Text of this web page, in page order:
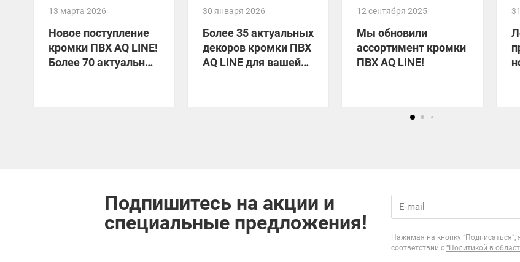
13 марта 2026
Новое поступление
кромки ПВХ AQ LINE!
Более 70 актуальных
30 января 2026
Более 35 актуальных
декоров кромки ПВХ
AQ LINE для вашей
12 сентября 2025
Мы обновили
ассортимент кромки
ПВХ AQ LINE!
Подпишитесь на акции и
специальные предложения!
Нажимая на кнопку
соответствии с “Политикой в